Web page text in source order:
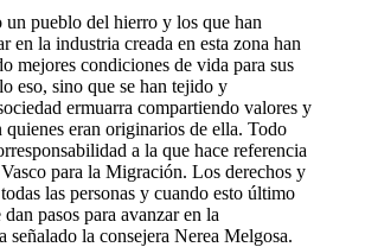
un pueblo del hierro y los que han
en la industria creada en esta zona han
mejores condiciones de vida para sus
eso, sino que se han tejido y
ermuarra compartiendo valores y
quienes eran originarios de ella. Todo
a la que hace referencia
para la Migración. Los derechos y
las personas y cuando esto último
pasos para avanzar en la
señalado la consejera Nerea Melgosa.